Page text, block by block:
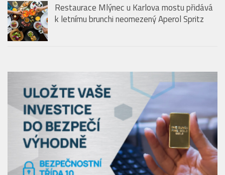
Restaurace Mlýnec u Karlova mostu přidává
k letnímu brunchi neomezený Aperol Spritz